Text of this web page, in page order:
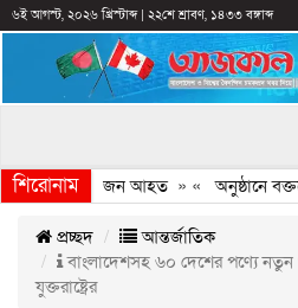
৬ই আগস্ট, ২০২৬ খ্রিস্টাব্দ| ২২শে শ্রাবণ, ১৪৩৩ বঙ্গাব্দ
শিরোনাম
সংঘর্ষ, কয়েকজন আহত» « অনুষ্ঠানে
প্রচ্ছদ
আন্তর্জাতিক
বাংলাদেশসহ ৬০ দেশের পণ্যে নতুন
যুক্তরাষ্ট্রের